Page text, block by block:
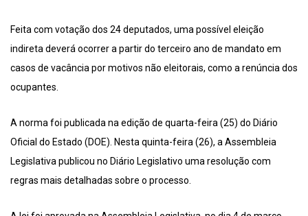
Feita com votação dos 24 deputados, uma possível eleição
indireta deverá ocorrer a partir do terceiro ano de mandato em
casos de vacância por motivos não eleitorais, como a renúncia dos
ocupantes.
A norma foi publicada na edição de quarta-feira (25) do Diário
Oficial do Estado (DOE). Nesta quinta-feira (26), a Assembleia
Legislativa publicou no Diário Legislativo uma resolução com
regras mais detalhadas sobre o processo.